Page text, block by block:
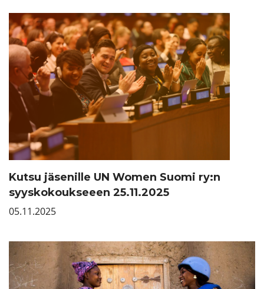
Kutsu jäsenille UN Women Suomi ry:n
syyskokoukseeen 25.11.2025
05.11.2025